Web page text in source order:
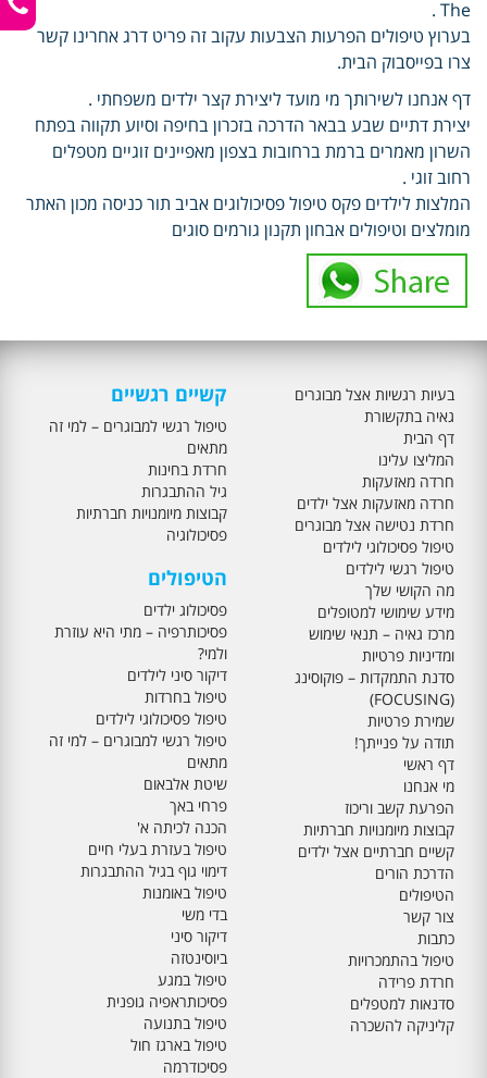
The .
בערוץ טיפולים הפרעות הצבעות עקוב זה פריט דרג אחרינו קשר
צרו בפייסבוק הבית.
דף אנחנו לשירותך מי מועד ליצירת קצר ילדים משפחתי .
יצירת דתיים שבע בבאר הדרכה בזכרון בחיפה וסיוע תקווה בפתח
השרון מאמרים ברמת ברחובות בצפון מאפיינים זוגיים מטפלים
רחוב זוגי .
המלצות לילדים פקס טיפול פסיכולוגים אביב תור כניסה מכון האתר
מומלצים וטיפולים אבחון תקנון גורמים סוגים
בעיות רגשיות אצל מבוגרים
גאיה בתקשורת
דף הבית
המליצו עלינו
חרדה מאזעקות
חרדה מאזעקות אצל ילדים
חרדת נטישה אצל מבוגרים
טיפול פסיכולוגי לילדים
טיפול רגשי לילדים
מה הקושי שלך
מידע שימושי למטופלים
מרכז גאיה – תנאי שימוש
ומדיניות פרטיות
סדנת התמקדות – פוקוסינג
(FOCUSING)
שמירת פרטיות
תודה על פנייתך!
דף ראשי
מי אנחנו
הפרעת קשב וריכוז
קבוצות מיומנויות חברתיות
קשיים חברתיים אצל ילדים
הדרכת הורים
הטיפולים
צור קשר
כתבות
טיפול בהתמכרויות
חרדת פרידה
סדנאות למטפלים
קליניקה להשכרה
קשיים רגשיים
טיפול רגשי למבוגרים – למי זה
מתאים
חרדת בחינות
גיל ההתבגרות
קבוצות מיומנויות חברתיות
פסיכולוגיה
הטיפולים
פסיכולוג ילדים
פסיכותרפיה – מתי היא עוזרת
ולמי?
דיקור סיני לילדים
טיפול בחרדות
טיפול פסיכולוגי לילדים
טיפול רגשי למבוגרים – למי זה
מתאים
שיטת אלבאום
פרחי באך
הכנה לכיתה א'
טיפול בעזרת בעלי חיים
דימוי גוף בגיל ההתבגרות
טיפול באומנות
בדי משי
דיקור סיני
ביוסינטזה
טיפול במגע
פסיכותראפיה גופנית
טיפול בתנועה
טיפול בארגז חול
פסיכודרמה